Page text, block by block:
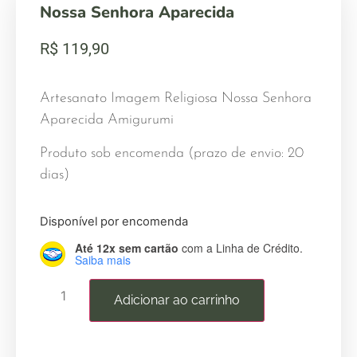
Nossa Senhora Aparecida
R$ 119,90
Artesanato Imagem Religiosa Nossa Senhora
Aparecida Amigurumi
Produto sob encomenda (prazo de envio: 20
dias)
Disponível por encomenda
Até 12x sem cartão com a Linha de Crédito.
Saiba mais
Adicionar ao carrinho